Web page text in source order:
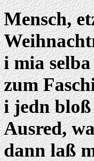
Mensch,
i mia
zum
i jedn bloß
Ausred,
dann laß